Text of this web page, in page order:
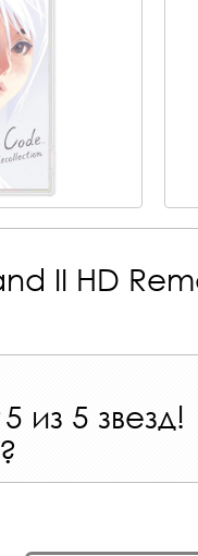
II HD
5 из 5 звезд!